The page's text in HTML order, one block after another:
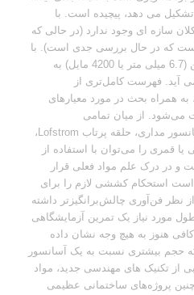
تشکیل می دهد، پیچیده است. با
سازه ای وجود ندارد (در حالی که
است که در حال بررسی جدی است). با
تعاریف ملایم تر، دیوار بزرگ چین (6.7 میلی متر یا 4200 مایل) به
آید. فهرست کامل‌تری از
به همراه بحث در مورد معیارهای
می‌شود. از میان تمامی
ابرساختارهای پیشنهادی، تنها آسانسور مداری، حلقه پرتاب Lofstrom،
قمری را می‌توان با استفاده از
در درک علم مواد فعلی قرار
است استحکام کششی لازم را برای
نظر فن‌آوری چالش‌برانگیزتر داشته
طول مورد نیاز یک تمرین آزمایشگاهی
هنوز به هیچ وجه نشان داده
حجم بیشتری نسبت به یک آسانسور
از تکنیک های مهندسی جدید، مواد
چنین پروژه‌های ساختمانی عظیمی